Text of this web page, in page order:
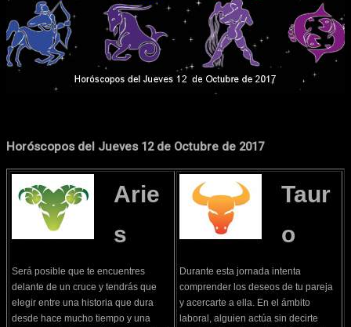
Facebook WhatsApp
Horóscopos del Jueves 12 de Octubre de 2017
Arie
s
Será posible que te encuentres
delante de un cruce y tendrás que
elegir entre una historia que dura
desde hace mucho tiempo y una
Taur
o
Durante esta jornada intenta
comprender los deseos de tu pareja
y acercarte a ella. En el ámbito
laboral, alguien actúa sin decirte